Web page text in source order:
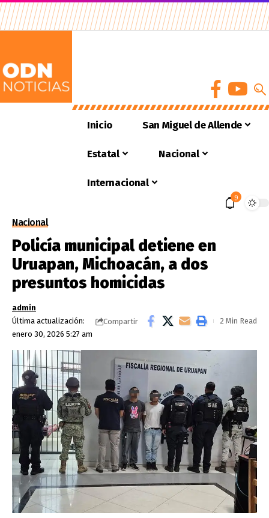
Inicio San Miguel de Allende
Estatal Nacional
Internacional
9
Nacional
Policía municipal detiene en
Uruapan, Michoacán, a dos
presuntos homicidas
Última actualización:
enero 30, 2026 5:27 am
admin
Compartir
2 Min Read